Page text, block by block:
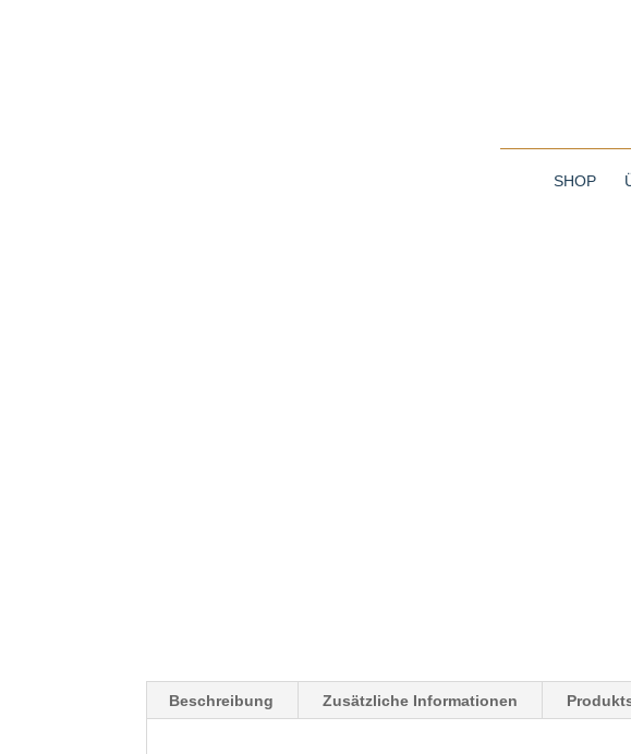
SHOP
Beschreibung Zusätzliche Informationen